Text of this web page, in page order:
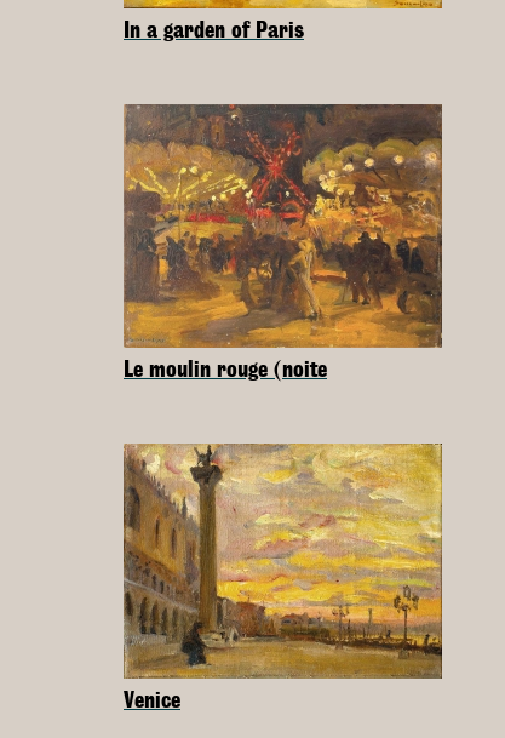
In a garden of Paris
Le moulin rouge (noite
Venice